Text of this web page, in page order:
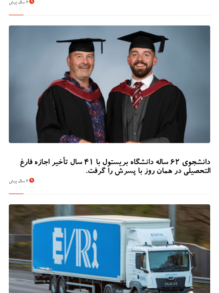
2 سال پیش
دانشجوی 62 ساله دانشگاه بریستول با 41 سال تأخیر اجازه فارغ
التحصیلی در همان روز با پسرش را گرفت.
2 سال پیش